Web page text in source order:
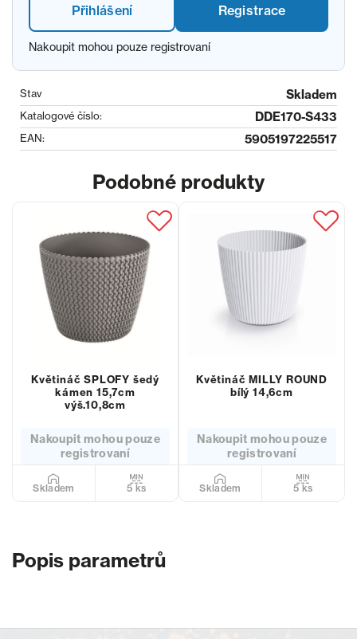
Přihlášení Registrace
Nakoupit mohou pouze registrovaní
Stav Skladem
Katalogové číslo: DDE170-S433
EAN: 5905197225517
Podobné produkty
Květináč SPLOFY šedý
kámen 15,7cm
výš.10,8cm
Nakoupit mohou pouze
registrovaní
Skladem 5 ks
Květináč MILLY ROUND
bílý 14,6cm
Nakoupit mohou pouze
registrovaní
Skladem 5 ks
Popis parametrů